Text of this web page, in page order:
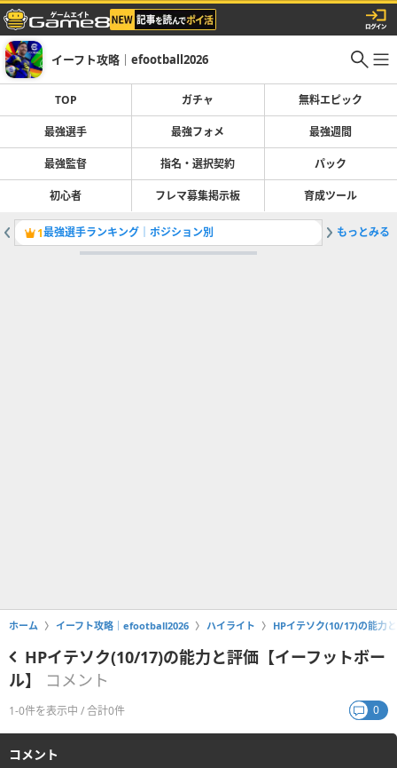
イーフト攻略｜efootball2026
TOP ガチャ 無料エピック
最強選手 最強フォメ 最強週間
最強監督 指名・選択契約 パック
初心者 フレマ募集掲示板 育成ツール
1最強選手ランキング｜ポジション別 2アプデ
もっとみる
ホーム イーフト攻略｜efootball2026 ハイライト HPイテソク(10/17)の能力
HPイテソク(10/17)の能力と評価【イーフットボー
ル】
コメント
1-0件を表示中 / 合計0件 0
コメント